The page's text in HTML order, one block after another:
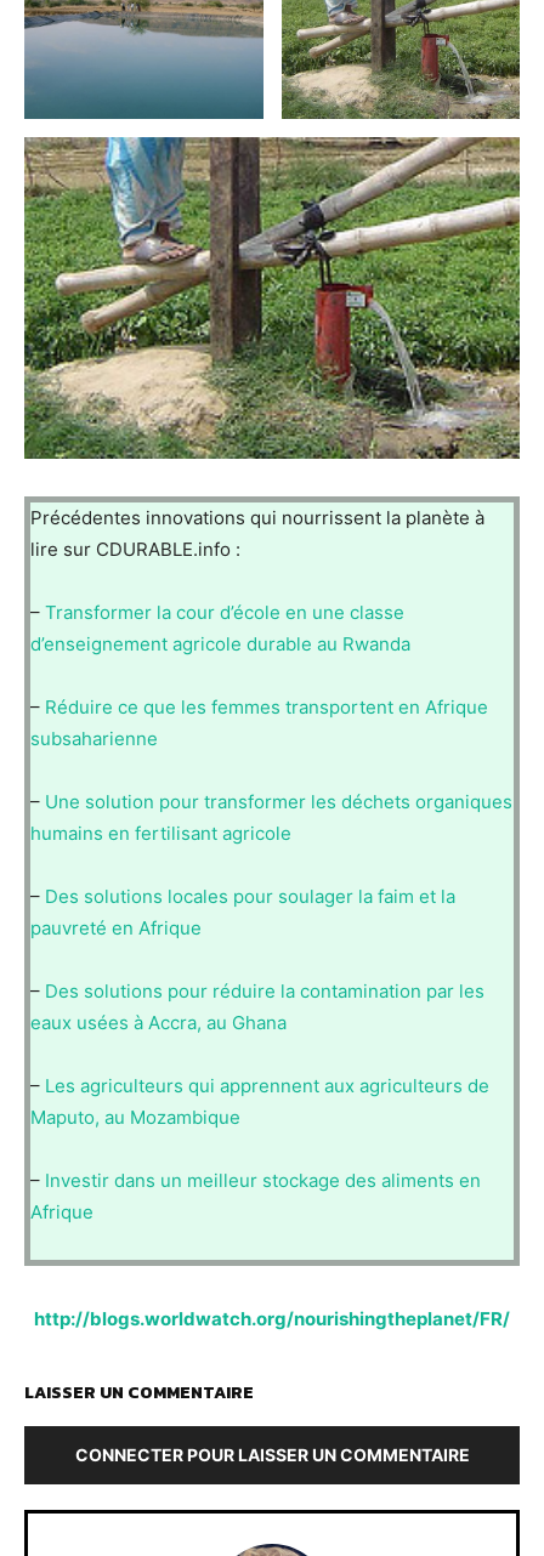
Précédentes innovations qui nourrissent la planète à
lire sur CDURABLE.info :
– Transformer la cour d’école en une classe
d’enseignement agricole durable au Rwanda
– Réduire ce que les femmes transportent en Afrique
subsaharienne
– Une solution pour transformer les déchets organiques
humains en fertilisant agricole
– Des solutions locales pour soulager la faim et la
pauvreté en Afrique
– Des solutions pour réduire la contamination par les
eaux usées à Accra, au Ghana
– Les agriculteurs qui apprennent aux agriculteurs de
Maputo, au Mozambique
– Investir dans un meilleur stockage des aliments en
Afrique
http://blogs.worldwatch.org/nourishingtheplanet/FR/
LAISSER UN COMMENTAIRE
CONNECTER POUR LAISSER UN COMMENTAIRE